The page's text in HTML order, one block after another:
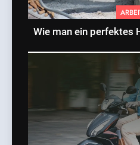
Wie man ein perfektes